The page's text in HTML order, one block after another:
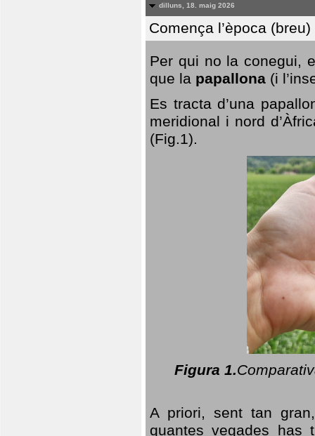
dilluns, 18. maig 2026
Comença l’època
Per qui no la conegui,
que la papallona (i
Es tracta d’una
meridional i nord
(Fig.1).
Figura 1.
A priori, sent tan
quantes vegades has